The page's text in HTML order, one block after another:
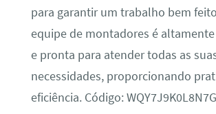
para garantir um trabalho bem
equipe de montadores é
e pronta para atender todas as
necessidades, proporcionando
eficiência. Código: